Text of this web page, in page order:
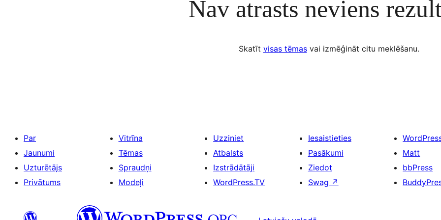
Nav atrasts neviens
Skatīt visas tēmasvai izmēģināt citu meklēšanu.
Par
Jaunumi
Uzturētājs
Privātums
Vitrīna
Tēmas
Spraudņi
Modeļi
Uzziniet
Atbalsts
Izstrādātāji
WordPress.TV
Iesaistieties
Pasākumi
Ziedot
Swag ↗
Matt
bbPress